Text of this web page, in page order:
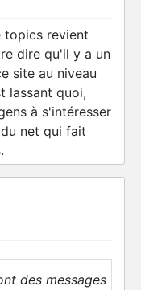
topics revient
dire qu'il y a un
site au niveau
lassant quoi,
à s'intéresser
net qui fait
des messages